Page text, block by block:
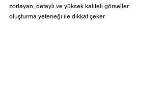
zorlayan, detaylı ve yüksek kaliteli görseller
oluşturma yeteneği ile dikkat çeker.